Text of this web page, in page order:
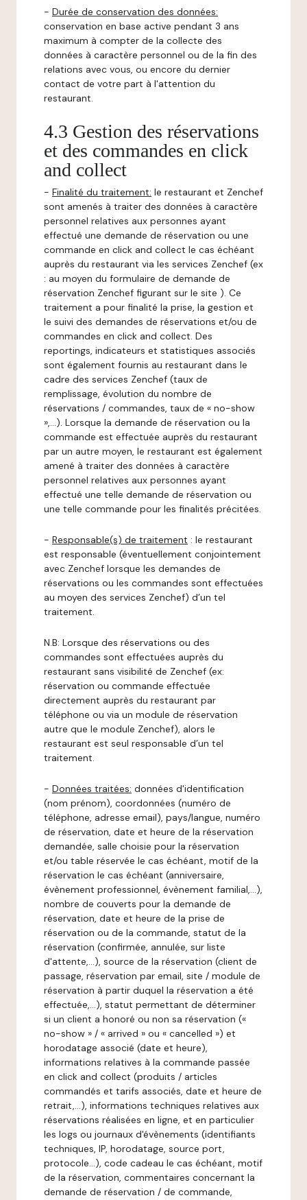
- Durée de conservation des données:
conservation en base active pendant 3 ans
maximum à compter de la collecte des
données à caractère personnel ou de la fin des
relations avec vous, ou encore du dernier
contact de votre part à l'attention du
restaurant.
4.3 Gestion des réservations
et des commandes en click
and collect
- Finalité du traitement: le restaurant et Zenchef
sont amenés à traiter des données à caractère
personnel relatives aux personnes ayant
effectué une demande de réservation ou une
commande en click and collect le cas échéant
auprès du restaurant via les services Zenchef (ex
: au moyen du formulaire de demande de
réservation Zenchef figurant sur le site ). Ce
traitement a pour finalité la prise, la gestion et
le suivi des demandes de réservations et/ou de
commandes en click and collect. Des
reportings, indicateurs et statistiques associés
sont également fournis au restaurant dans le
cadre des services Zenchef (taux de
remplissage, évolution du nombre de
réservations / commandes, taux de « no-show
»,…). Lorsque la demande de réservation ou la
commande est effectuée auprès du restaurant
par un autre moyen, le restaurant est également
amené à traiter des données à caractère
personnel relatives aux personnes ayant
effectué une telle demande de réservation ou
une telle commande pour les finalités précitées.
- Responsable(s) de traitement : le restaurant
est responsable (éventuellement conjointement
avec Zenchef lorsque les demandes de
réservations ou les commandes sont effectuées
au moyen des services Zenchef) d’un tel
traitement.
N.B: Lorsque des réservations ou des
commandes sont effectuées auprès du
restaurant sans visibilité de Zenchef (ex:
réservation ou commande effectuée
directement auprès du restaurant par
téléphone ou via un module de réservation
autre que le module Zenchef), alors le
restaurant est seul responsable d’un tel
traitement.
- Données traitées: données d'identification
(nom prénom), coordonnées (numéro de
téléphone, adresse email), pays/langue, numéro
de réservation, date et heure de la réservation
demandée, salle choisie pour la réservation
et/ou table réservée le cas échéant, motif de la
réservation le cas échéant (anniversaire,
évènement professionnel, évènement familial,…),
nombre de couverts pour la demande de
réservation, date et heure de la prise de
réservation ou de la commande, statut de la
réservation (confirmée, annulée, sur liste
d'attente,…), source de la réservation (client de
passage, réservation par email, site / module de
réservation à partir duquel la réservation a été
effectuée,…), statut permettant de déterminer
si un client a honoré ou non sa réservation («
no-show » / « arrived » ou « cancelled ») et
horodatage associé (date et heure),
informations relatives à la commande passée
en click and collect (produits / articles
commandés et tarifs associés, date et heure de
retrait,…), informations techniques relatives aux
réservations réalisées en ligne, et en particulier
les logs ou journaux d'évènements (identifiants
techniques, IP, horodatage, source port,
protocole…), code cadeau le cas échéant, motif
de la réservation, commentaires concernant la
demande de réservation / de commande,